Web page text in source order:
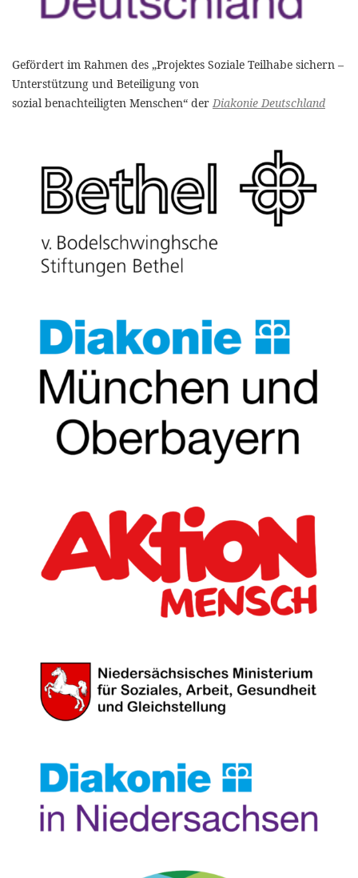
Gefördert im Rahmen des „Projektes Soziale Teilhabe sichern –
Unterstützung und Beteiligung von
sozial benachteiligten Menschen“ der Diakonie Deutschland